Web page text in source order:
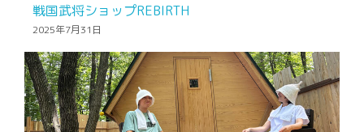
戦国武将ショップREBIRTH
2025年7月31日